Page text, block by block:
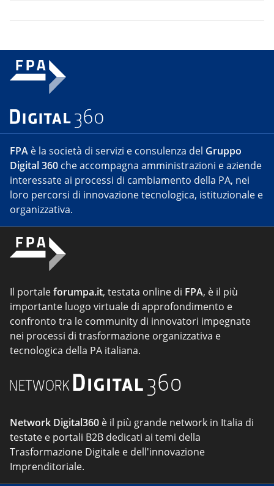
FPA è la società di servizi e consulenza del Gruppo
Digital 360 che accompagna amministrazioni e aziende
interessate ai processi di cambiamento della PA, nei
loro percorsi di innovazione tecnologica, istituzionale e
organizzativa.
Il portaleforumpa.it, testata online di FPA, è il più
importante luogo virtuale di approfondimento e
confronto tra le community di innovatori impegnate
nei processi di trasformazione organizzativa e
tecnologica della PA italiana.
Network Digital360 è il più grande network in Italia di
testate e portali B2B dedicati ai temi della
Trasformazione Digitale e dell'innovazione
Imprenditoriale.